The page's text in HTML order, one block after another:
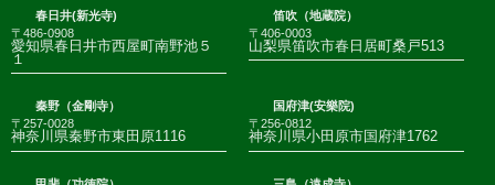
春日井(新光寺)
〒486-0908
愛知県春日井市西屋町南野池５
１
笛吹（地蔵院）
〒406-0003
山梨県笛吹市春日居町桑戸513
秦野（金剛寺）
〒257-0028
神奈川県秦野市東田原1116
国府津(安樂院)
〒256-0812
神奈川県小田原市国府津1762